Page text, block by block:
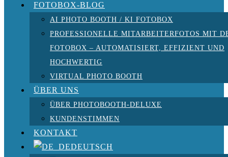
FOTOBOX-BLOG
AI PHOTO BOOTH / KI FOTOBOX
PROFESSIONELLE MITARBEITERFOTOS MIT
FOTOBOX – AUTOMATISIERT, EFFIZIENT UND
HOCHWERTIG
VIRTUAL PHOTO BOOTH
ÜBER UNS
ÜBER PHOTOBOOTH-DELUXE
KUNDENSTIMMEN
KONTAKT
DEUTSCH